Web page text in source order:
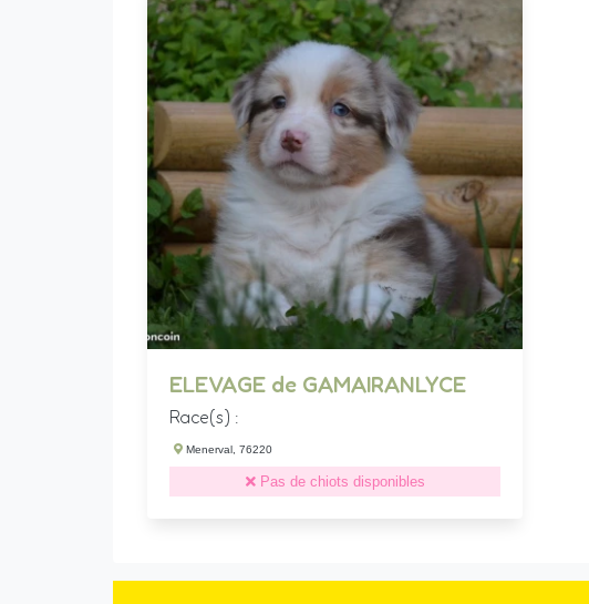
ELEVAGE de GAMAIRANLYCE
Race(s) :
Menerval, 76220
Pas de chiots disponibles